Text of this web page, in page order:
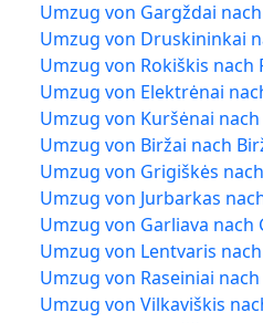
Umzug von Gargždai
Umzug von Druskininkai
Umzug von Rokiškis nach
Umzug von Elektrėnai
Umzug von Kuršėnai
Umzug von Biržai nach
Umzug von Grigiškės
Umzug von Jurbarkas
Umzug von Garliava nach
Umzug von Lentvaris
Umzug von Raseiniai nach
Umzug von Vilkaviškis